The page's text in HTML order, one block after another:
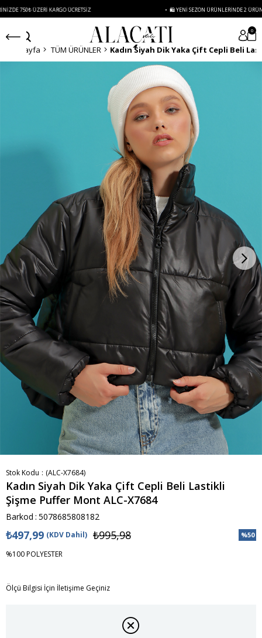
ÜZERI KARGO ÜCRETSIZ • 🛍️ YENI SEZON ÜRÜNLERINDE 2 ÜRÜN VE
0
Anasayfa TÜM ÜRÜNLER
Stok Kodu (ALC-X7684)
Kadın Siyah Dik Yaka Çift Cepli Beli Lastikli
Şişme Puffer Mont ALC-X7684
Barkod : 5078685808182
%50
₺995,98
₺497,99 (KDV Dahil)
%100 POLYESTER
Ölçü Bilgisi İçin İletişime Geçiniz